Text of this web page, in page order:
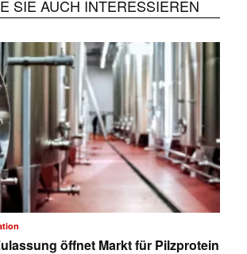
SIE AUCH INTERESSIEREN
öffnet Markt für Pilzprotein